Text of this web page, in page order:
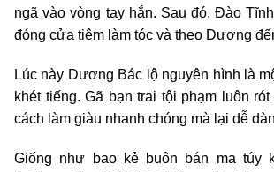
ngã vào vòng tay hắn. Sau đó, Đào
đóng cửa tiệm làm tóc và theo Dương
Lúc này Dương Bác lộ nguyên hình là
khét tiếng. Gã bạn trai tội phạm luôn
cách làm giàu nhanh chóng mà lại dễ
Giống như bao kẻ buôn bán ma túy